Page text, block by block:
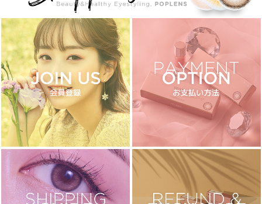
1 Day
2 Weeks
1 Month
3~6 Months
よりどりキット
カラー
ブラウン
チョコ
グレー
ブラック
ヘーゼル
グリーン
ブルー